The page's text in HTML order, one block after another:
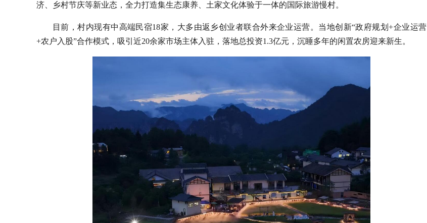
济、乡村节庆等新业态，全力打造集生态康养、土家文化体验于一体的国际旅游慢村。
目前，村内现有中高端民宿18家，大多由返乡创业者联合外来企业运营。当地创新“政府规划+企业运营
+农户入股”合作模式，吸引近20余家市场主体入驻，落地总投资1.3亿元，沉睡多年的闲置农房迎来新生。